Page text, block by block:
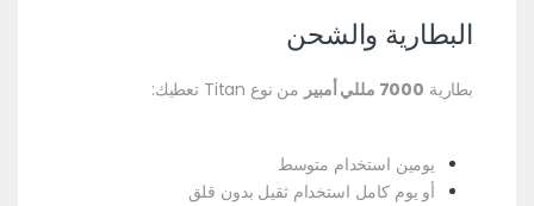
البطارية والشحن
بطارية 7000 مللي أمبير من نوع Titan تعطيك:
يومين استخدام متوسط
أو يوم كامل استخدام ثقيل بدون قلق